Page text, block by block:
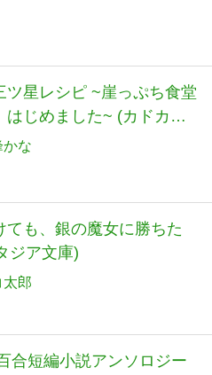
ツ星レシピ ~崖っぷち食堂
はじめました~ (カドカワ
かな
ても、銀の魔女に勝ちた
ジア文庫)
太郎
合短編小説アンソロジー